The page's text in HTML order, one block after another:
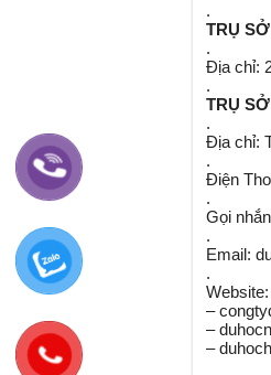
.
TRỤ
.
Địa chỉ:
.
TRỤ
.
Địa chỉ:
.
Điện
.
Gọi
.
Email:
.
Website:
–
–
–